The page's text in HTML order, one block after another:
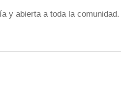
y abierta a toda la